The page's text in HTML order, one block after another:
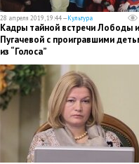
28 апреля 2019, 19:44 —Культура
Кадры тайной встречи Лободы и
Пугачевой с проигравшими
из “Голоса”